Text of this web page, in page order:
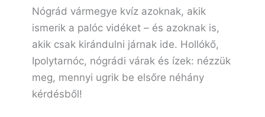
Nógrád vármegye kvíz azoknak, akik
ismerik a palóc vidéket – és azoknak is,
akik csak kirándulni járnak ide. Hollókő,
Ipolytarnóc, nógrádi várak és ízek: nézzük
meg, mennyi ugrik be elsőre néhány
kérdésből!